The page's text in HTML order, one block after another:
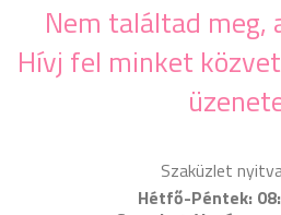
Nem találtad meg,
Hívj fel minket
Szaküzlet
Hétfő-Péntek: